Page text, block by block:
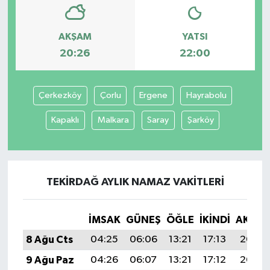
AKŞAM
20:26
YATSI
22:00
Çerkezköy Çorlu Ergene Hayrabolu
Kapaklı Malkara Saray Şarköy
TEKIRDAĞ AYLIK NAMAZ VAKITLERI
İMSAK GÜNEŞ ÖĞLE İKINDI
8 Ağu Cts
04:25 06:06 13:21 17:13
20:26
9 Ağu Paz
04:26 06:07 13:21 17:12
20:25